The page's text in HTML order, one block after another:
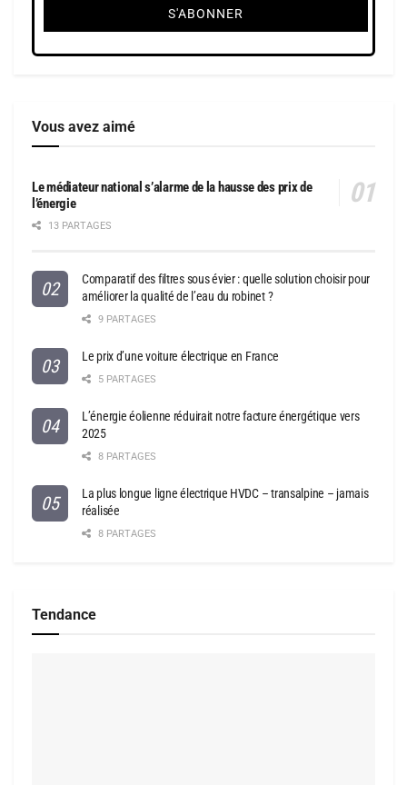
Vous avez aimé
Le médiateur national s’alarme de la hausse des prix de
l’énergie
13 PARTAGES
Comparatif des filtres sous évier : quelle solution choisir pour
améliorer la qualité de l’eau du robinet ?
9 PARTAGES
Le prix d’une voiture électrique en France
5 PARTAGES
L’énergie éolienne réduirait notre facture énergétique vers
2025
8 PARTAGES
La plus longue ligne électrique HVDC – transalpine – jamais
réalisée
8 PARTAGES
Tendance